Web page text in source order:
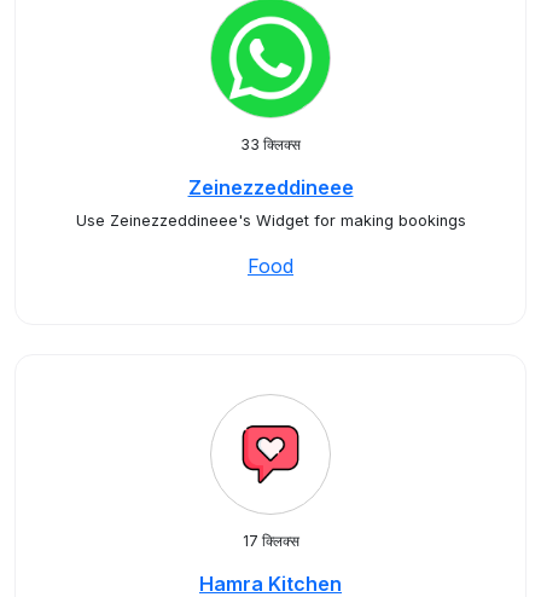
33 क्लिक्स
Zeinezzeddineee
Use Zeinezzeddineee's Widget for making bookings
Food
17 क्लिक्स
Hamra Kitchen